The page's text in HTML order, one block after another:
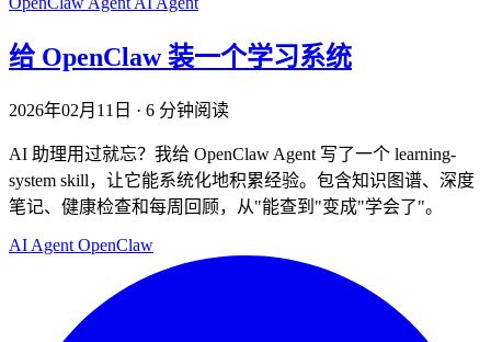
给 OpenClaw 装一个学习系统
2026年02月11日 · 6 分钟阅读
AI 助理用过就忘？我给 OpenClaw Agent 写了一个 learning-
system skill，让它能系统化地积累经验。包含知识图谱、深度
笔记、健康检查和每周回顾，从"能查到"变成"学会了"。
AI Agent OpenClaw